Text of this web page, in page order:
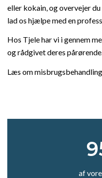
eller kokain, og overvejer
lad os hjælpe med en
Hos Tjele har vi i gennem
og rådgivet deres
Læs om
af